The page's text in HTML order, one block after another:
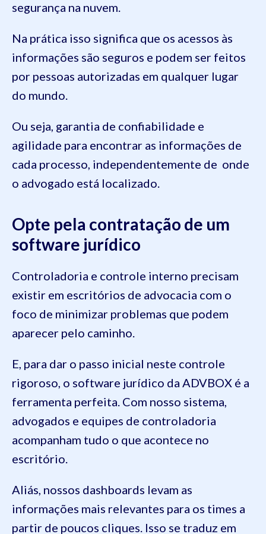
segurança na nuvem.
Na prática isso significa que os acessos às
informações são seguros e podem ser feitos
por pessoas autorizadas em qualquer lugar
do mundo.
Ou seja, garantia de confiabilidade e
agilidade para encontrar as informações de
cada processo, independentemente de onde
o advogado está localizado.
Opte pela contratação de um
software jurídico
Controladoria e controle interno precisam
existir em escritórios de advocacia com o
foco de minimizar problemas que podem
aparecer pelo caminho.
E, para dar o passo inicial neste controle
rigoroso, o software jurídico da ADVBOX é a
ferramenta perfeita. Com nosso sistema,
advogados e equipes de controladoria
acompanham tudo o que acontece no
escritório.
Aliás, nossos dashboards levam as
informações mais relevantes para os times a
partir de poucos cliques. Isso se traduz em